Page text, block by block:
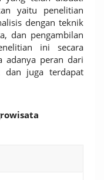
yaitu penelitian
dengan teknik
dan pengambilan
ini secara
adanya peran dari
dan juga terdapat